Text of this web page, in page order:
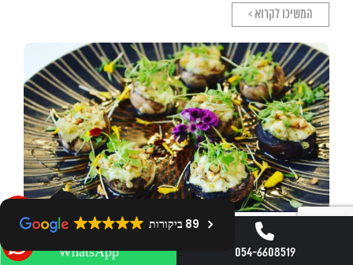
המשיכו לקרוא >
תפריט אישי ומדויק לכל אירוע קטן ומיוחד
אירועים קטנים מציעים את ההזדמנות ליצור חוויה אישית
89 ביקורות
054-6608519
WhatsApp